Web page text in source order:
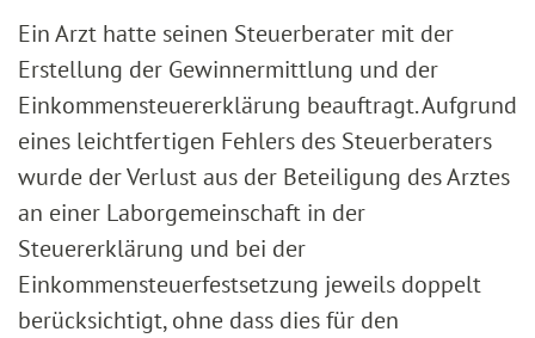
Ein Arzt hatte seinen Steuerberater mit der
Erstellung der Gewinnermittlung und der
Einkommensteuererklärung beauftragt. Aufgrund
eines leichtfertigen Fehlers des Steuerberaters
wurde der Verlust aus der Beteiligung des Arztes
an einer Laborgemeinschaft in der
Steuererklärung und bei der
Einkommensteuerfestsetzung jeweils doppelt
berücksichtigt, ohne dass dies für den